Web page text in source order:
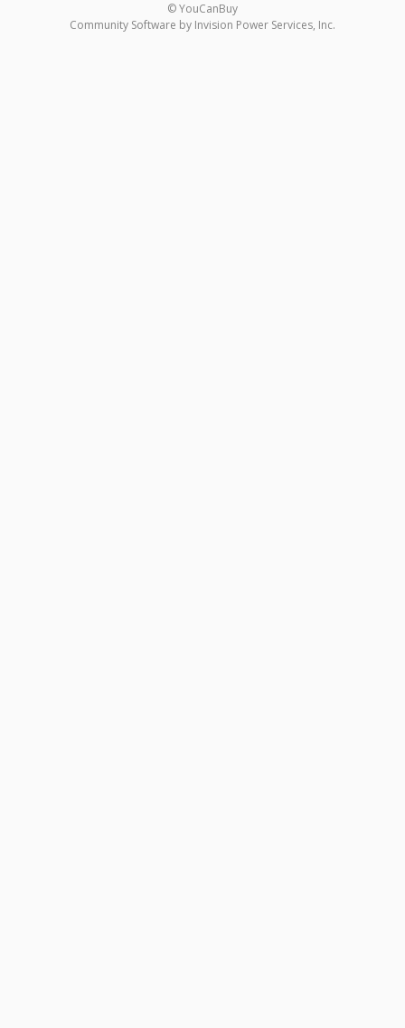
© YouCanBuy
Community Software by Invision Power Services, Inc.